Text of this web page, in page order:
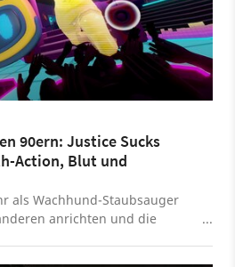
90ern: Justice Sucks
Action, Blut und
als Wachhund-Staubsauger
anrichten und die